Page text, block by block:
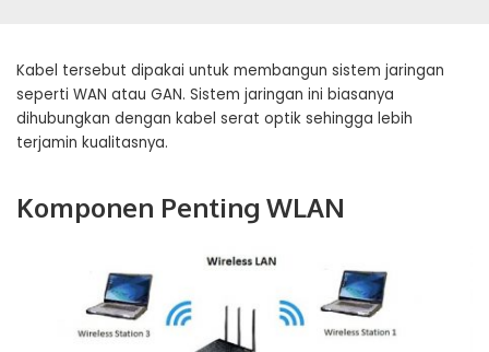
Kabel tersebut dipakai untuk membangun sistem jaringan
seperti WAN atau GAN. Sistem jaringan ini biasanya
dihubungkan dengan kabel serat optik sehingga lebih
terjamin kualitasnya.
Komponen Penting WLAN